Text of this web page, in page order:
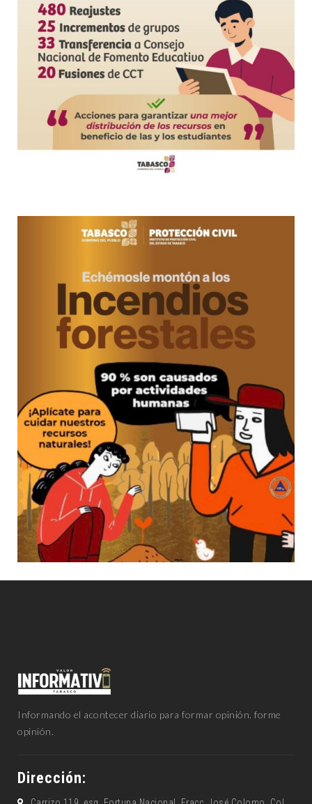
Informando el acontecer diario para formar opinión. forme
opinión.
Dirección: